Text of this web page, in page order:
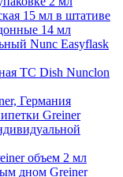
15 мл в штативе
14 мл
Nunc Easyflask
TC Dish Nunclon
Германия
Greiner
объем 2 мл
дном Greiner